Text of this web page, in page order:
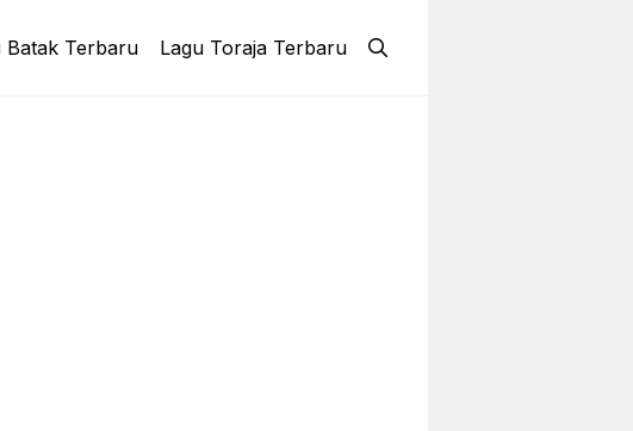
Batak Terbaru Lagu Toraja Terbaru